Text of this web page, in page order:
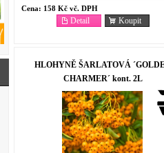
Cena: 158 Kč vč. DPH
Koupit
Detail
HLOHYNĚ ŠARLATOVÁ
CHARMER´ kont. 2L